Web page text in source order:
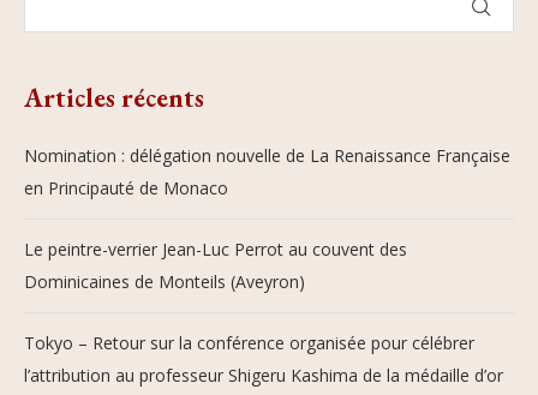
Articles récents
Nomination : délégation nouvelle de La Renaissance Française
en Principauté de Monaco
Le peintre-verrier Jean-Luc Perrot au couvent des
Dominicaines de Monteils (Aveyron)
Tokyo – Retour sur la conférence organisée pour célébrer
l’attribution au professeur Shigeru Kashima de la médaille d’or